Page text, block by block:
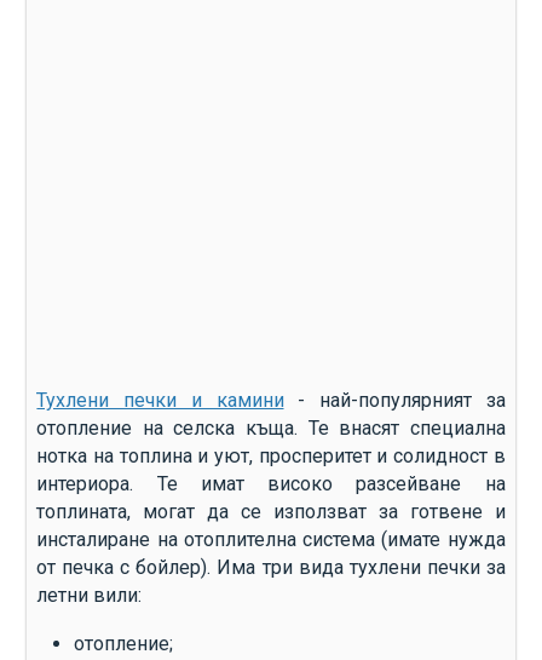
Тухлени печки и камини- най-популярният за
отопление на селска къща. Те внасят специална
нотка на топлина и уют, просперитет и солидност в
интериора. Те имат високо разсейване на
топлината, могат да се използват за готвене и
инсталиране на отоплителна система (имате нужда
от печка с бойлер). Има три вида тухлени печки за
летни вили:
отопление;